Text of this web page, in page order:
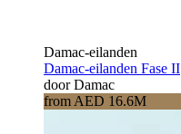
Damac-eilanden
Damac-eilanden Fase II
door Damac
from AED 16.6M